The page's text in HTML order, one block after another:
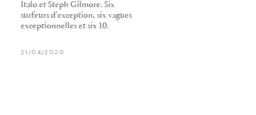
Italo et Steph Gilmore. Six
surfeurs d'exception, six vagues
exceptionnelles et six 10.
21/04/2020